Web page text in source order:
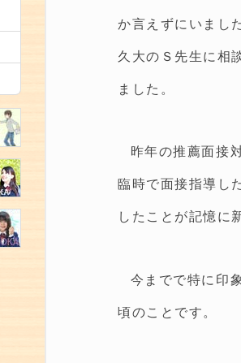
か言えずにいまし
久大のＳ先生に相
ました。
昨年の推薦面接
臨時で面接指導し
したことが記憶に
今までで特に印
頃のことです。